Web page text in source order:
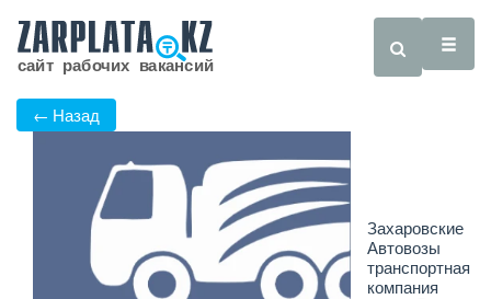
← Назад
Захаровские
Автовозы
транспортная
компания